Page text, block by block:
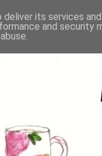
its services
and